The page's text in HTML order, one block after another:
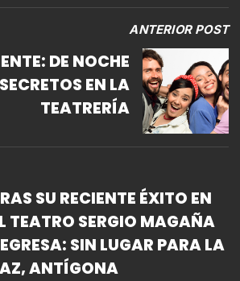
ANTERIOR POST
DE NOCHE
EN LA
TEATRERÍA
SU RECIENTE ÉXITO EN
TEATRO SERGIO MAGAÑA
SIN LUGAR PARA LA
ANTÍGONA